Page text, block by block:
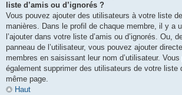
liste d’amis ou d’ignorés ?
Vous pouvez ajouter des utilisateurs à votre liste
manières. Dans le profil de chaque membre, il y a
l’ajouter dans votre liste d’amis ou d’ignorés. Ou,
panneau de l’utilisateur, vous pouvez ajouter
membres en saisissant leur nom d’utilisateur. Vous
également supprimer des utilisateurs de votre liste
même page.
Haut